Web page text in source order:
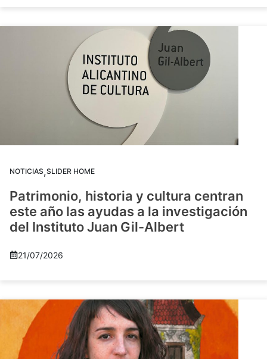
NOTICIAS,SLIDER HOME
Patrimonio, historia y cultura centran
este año las ayudas a la investigación
del Instituto Juan Gil-Albert
21/07/2026